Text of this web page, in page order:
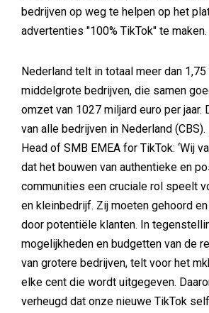
bedrijven op weg te helpen op het
advertenties "100% TikTok" te maken.
Nederland telt in totaal meer dan
middelgrote bedrijven, die samen
omzet van 1027 miljard euro per jaar.
van alle bedrijven in Nederland
Head of SMB EMEA for TikTok: ‘Wij
dat het bouwen van authentieke en
communities een cruciale rol speelt
en kleinbedrijf. Zij moeten gehoord
door potentiële klanten. In
mogelijkheden en budgetten van de
van grotere bedrijven, telt voor het
elke cent die wordt uitgegeven.
verheugd dat onze nieuwe TikTok